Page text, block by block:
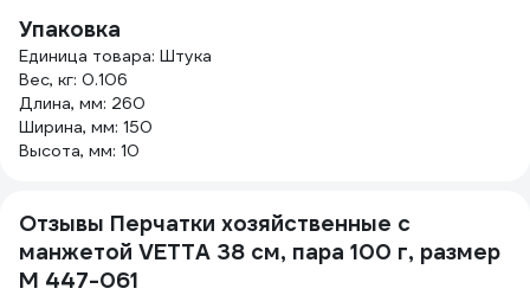
Упаковка
Единица товара: Штука
Вес, кг: 0.106
Длина, мм: 260
Ширина, мм: 150
Высота, мм: 10
Отзывы Перчатки хозяйственные с
манжетой VETTA 38 см, пара 100 г, размер
М 447-061